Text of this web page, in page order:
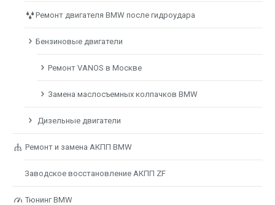
Ремонт двигателя BMW после гидроудара
Бензиновые двигатели
Ремонт VANOS в Москве
Замена маслосъемных колпачков BMW
Дизельные двигатели
Ремонт и замена АКПП BMW
Заводское восстановление АКПП ZF
Тюнинг BMW